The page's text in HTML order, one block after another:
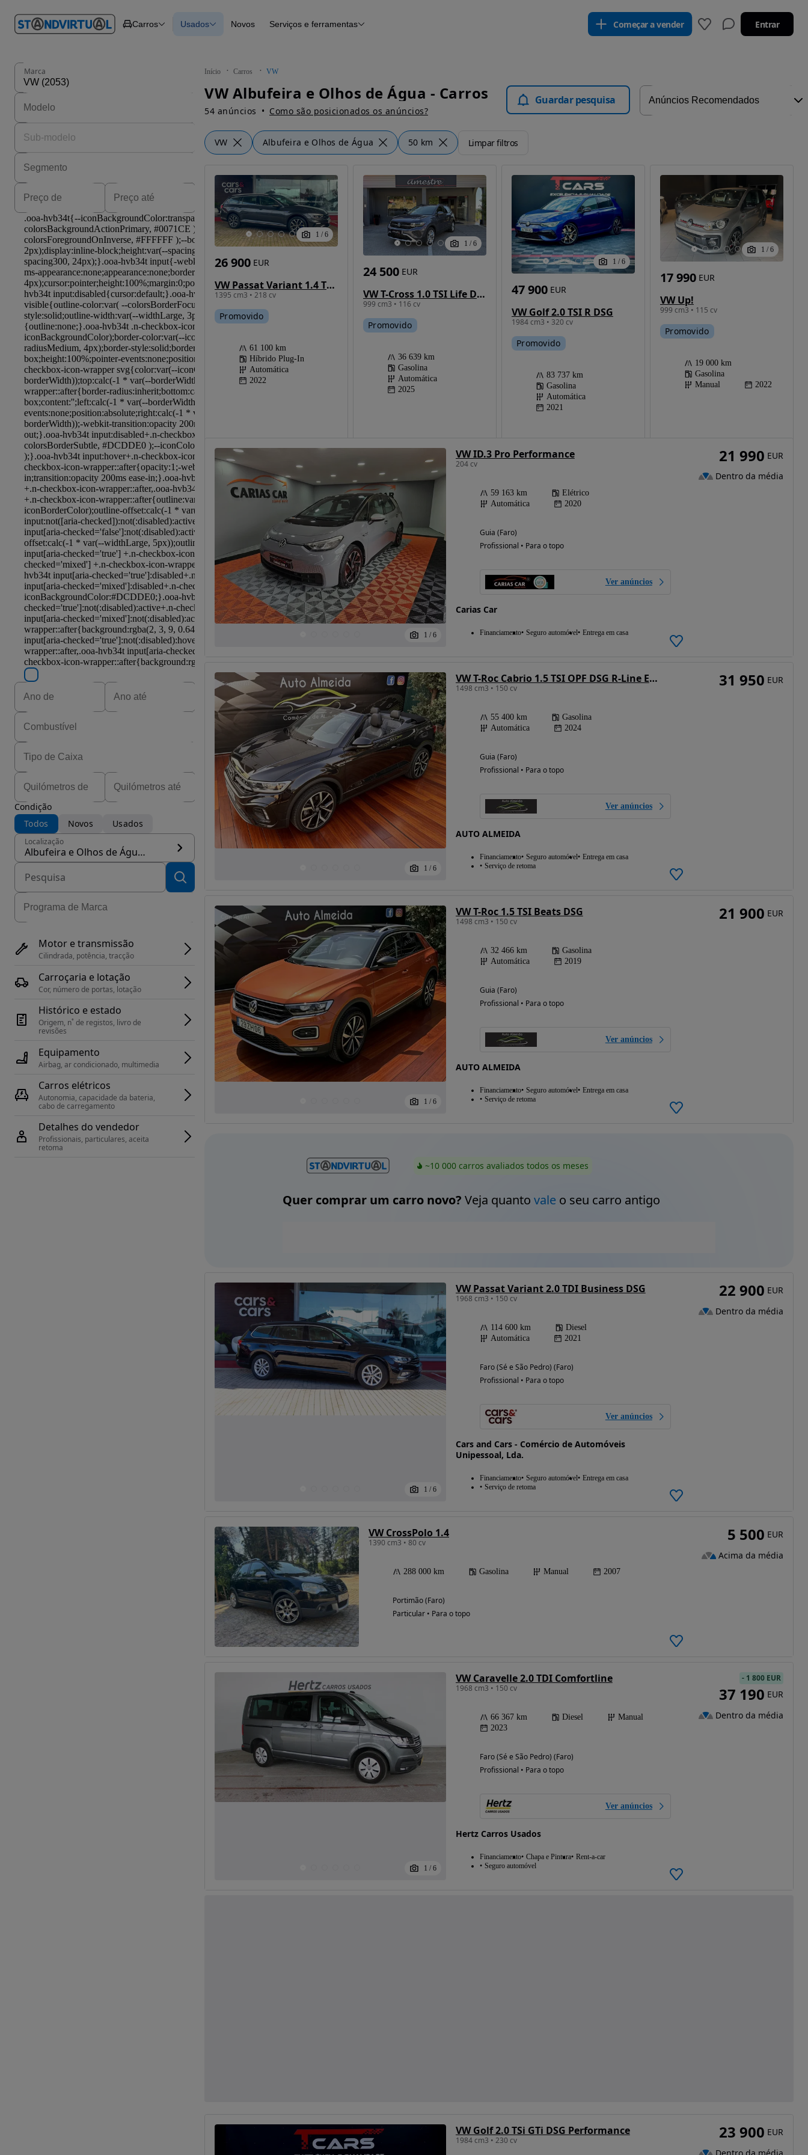
em
Carros Carros
Carros
Novos
Usados Novos Serviços e ferramentas Começar a vender Entrar
Início Carros VW
VW Albufeira e Olhos de Água - Carros
54 anúncios Como são posicionados os anúncios?
Guardar pesquisa
VW Albufeira e Olhos de Água 50 km Limpar filtros
Marca
Possibilidade de
financiamento
Condição
Todos
Novos Usados
Localização
Albufeira e Olhos de Água, concelho Albufeira
Motor e transmissão
Cilindrada, potência, tracção
Carroçaria e lotação
Cor, número de portas, lotação
Histórico e estado
Origem, n˚ de registos, livro de
revisões
Equipamento
Airbag, ar condicionado, multimedia
Carros elétricos
Autonomia, capacidade da bateria,
cabo de carregamento
Detalhes do vendedor
Profissionais, particulares, aceita
retoma
1 / 6
VW Passat Variant 1.4 TSI GTE Plug-in
1395 cm3 • 218 cv
26 900 EUR
Promovido
61 100 km
Híbrido Plug-In
Automática
2022
1 / 6
VW T-Cross 1.0 TSI Life DSG
999 cm3 • 116 cv
24 500 EUR
Promovido
36 639 km
Gasolina
Automática
2025
1 / 6
VW Golf 2.0 TSI R DSG
1984 cm3 • 320 cv
47 900 EUR
Promovido
83 737 km
Gasolina
Automática
2021
1 / 6
VW Up!
999 cm3 • 115 cv
17 990 EUR
Promovido
19 000 km
Gasolina
Manual
2022
1 / 6
VW ID.3 Pro Performance
204 cv
59 163 km
Elétrico
Automática
2020
Guia (Faro)
Profissional • Para o topo
Ver anúncios
Carias Car
Financiamento Seguro automóvel Entrega em casa
21 990 EUR
Dentro da média
1 / 6
VW T-Roc Cabrio 1.5 TSI OPF DSG R-Line Edition Black
1498 cm3 • 150 cv
55 400 km
Gasolina
Automática
2024
Guia (Faro)
Profissional • Para o topo
Ver anúncios
AUTO ALMEIDA
Financiamento Seguro automóvel Entrega em casa
Serviço de retoma
31 950 EUR
1 / 6
VW T-Roc 1.5 TSI Beats DSG
1498 cm3 • 150 cv
32 466 km
Gasolina
Automática
2019
Guia (Faro)
Profissional • Para o topo
Ver anúncios
AUTO ALMEIDA
Financiamento Seguro automóvel Entrega em casa
Serviço de retoma
21 900 EUR
~10 000 carros avaliados todos os meses
Quer comprar um carro novo? Veja quanto valeo seu carro antigo
1 / 6
VW Passat Variant 2.0 TDI Business DSG
1968 cm3 • 150 cv
114 600 km
Diesel
Automática
2021
Faro (Sé e São Pedro) (Faro)
Profissional • Para o topo
Ver anúncios
Cars and Cars - Comércio de Automóveis
Unipessoal, Lda.
Financiamento Seguro automóvel Entrega em casa
Serviço de retoma
22 900 EUR
Dentro da média
VW CrossPolo 1.4
1390 cm3 • 80 cv
288 000 km Gasolina Manual 2007
Portimão (Faro)
Particular • Para o topo
5 500 EUR
Acima da média
1 / 6
VW Caravelle 2.0 TDI Comfortline
1968 cm3 • 150 cv
66 367 km Diesel
Manual
2023
Faro (Sé e São Pedro) (Faro)
Profissional • Para o topo
Ver anúncios
Hertz Carros Usados
Financiamento Chapa e Pintura Rent-a-car
Seguro automóvel
- 1 800 EUR
37 190 EUR
Dentro da média
VW Golf 2.0 TSi GTi DSG Performance
1984 cm3 • 230 cv 23 900 EUR